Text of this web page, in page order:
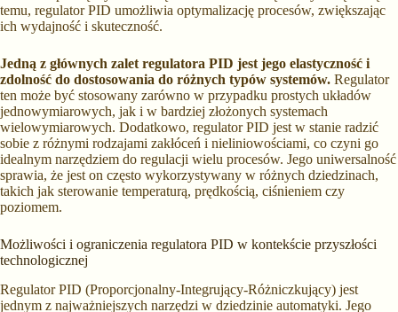
temu, regulator PID umożliwia optymalizację procesów, zwiększając
ich wydajność i skuteczność.
Jedną z głównych zalet regulatora PID jest jego elastyczność i
zdolność do dostosowania do różnych typów systemów. Regulator
ten może być stosowany zarówno w przypadku prostych układów
jednowymiarowych, jak i w bardziej złożonych systemach
wielowymiarowych. Dodatkowo, regulator PID jest w stanie radzić
sobie z różnymi rodzajami zakłóceń i nieliniowościami, co czyni go
idealnym narzędziem do regulacji wielu procesów. Jego uniwersalność
sprawia, że jest on często wykorzystywany w różnych dziedzinach,
takich jak sterowanie temperaturą, prędkością, ciśnieniem czy
poziomem.
Możliwości i ograniczenia regulatora PID w kontekście przyszłości
technologicznej
Regulator PID (Proporcjonalny-Integrujący-Różniczkujący) jest
jednym z najważniejszych narzędzi w dziedzinie automatyki. Jego